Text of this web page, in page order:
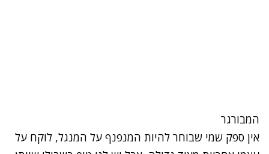
המבורגר
אין ספק שמי שבוחר להיות המנפנף על המנגל, לוקח על